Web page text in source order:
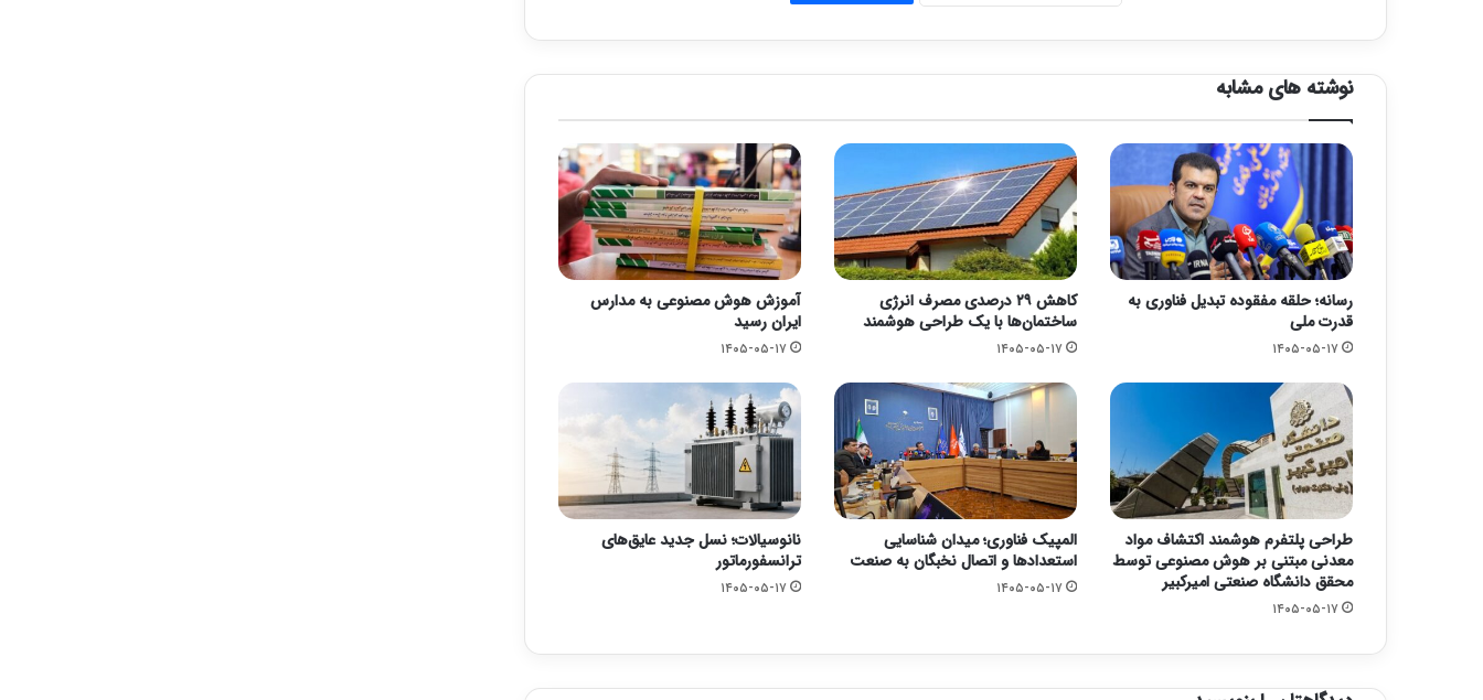
نوشته های مشابه
رسانه؛ حلقه مفقوده تبدیل فناوری به
قدرت ملی
۱۴۰۵-۰۵-۱۷
کاهش ۲۹ درصدی مصرف انرژی
ساختمان‌ها با یک طراحی هوشمند
۱۴۰۵-۰۵-۱۷
آموزش هوش مصنوعی به مدارس
ایران رسید
۱۴۰۵-۰۵-۱۷
طراحی پلتفرم هوشمند اکتشاف مواد
معدنی مبتنی بر هوش مصنوعی توسط
محقق دانشگاه صنعتی امیرکبیر
۱۴۰۵-۰۵-۱۷
المپیک فناوری؛ میدان شناسایی
استعدادها و اتصال نخبگان به صنعت
۱۴۰۵-۰۵-۱۷
نانوسیالات؛ نسل جدید عایق‌های
ترانسفورماتور
۱۴۰۵-۰۵-۱۷